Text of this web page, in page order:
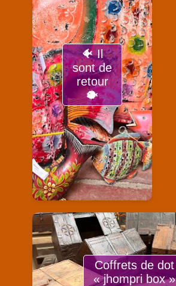
🐠 Il
sont de
retour
🐡
Coffrets de dot
« jhompri box »